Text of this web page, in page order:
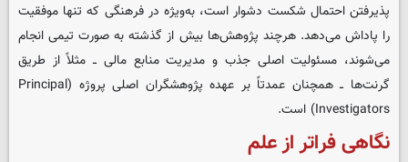
پذیرفتن احتمال شکست دشوار است، به‌ویژه در فرهنگی که تنها موفقیت
را پاداش می‌دهد. هرچند پژوهش‌ها بیش از گذشته به صورت تیمی انجام
می‌شوند، مسئولیت اصلی جذب و مدیریت منابع مالی ــ مثلاً از طریق
گرنت‌ها ــ همچنان عمدتاً بر عهده پژوهشگران اصلی پروژه (Principal
Investigators) است.
نگاهی فراتر از علم